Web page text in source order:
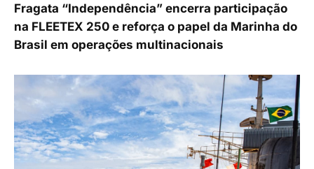
Fragata “Independência” encerra participação
na FLEETEX 250 e reforça o papel da Marinha do
Brasil em operações multinacionais